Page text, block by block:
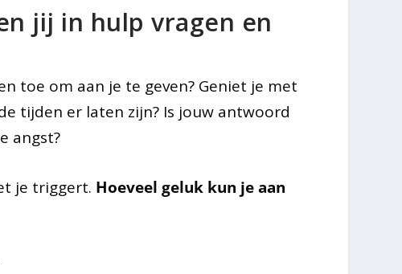
jij in hulp vragen en
toe om aan je te geven? Geniet je met
tijden er laten zijn? Is jouw antwoord
angst?
je triggert. Hoeveel geluk kun je aan